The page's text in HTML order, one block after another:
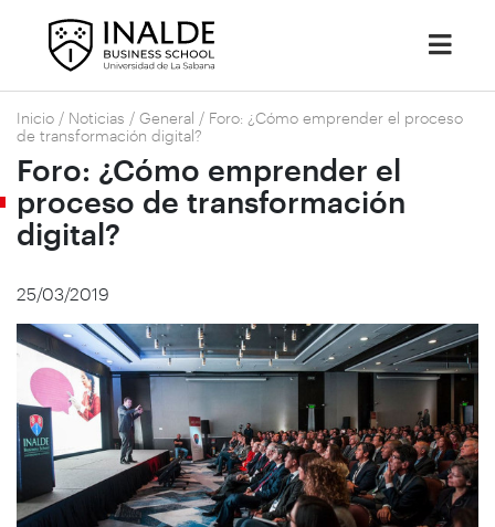
Inicio / Noticias / General / Foro: ¿Cómo emprender el proceso
de transformación digital?
Foro: ¿Cómo emprender el
proceso de transformación
digital?
25/03/2019